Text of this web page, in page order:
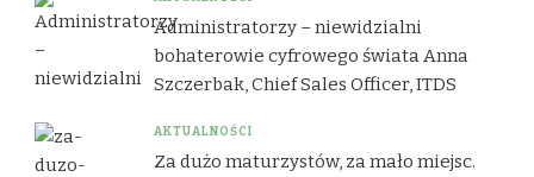
Administratorzy – niewidzialni
bohaterowie cyfrowego świata Anna
Szczerbak, Chief Sales Officer, ITDS
AKTUALNOŚCI
Za dużo maturzystów, za mało miejsc.